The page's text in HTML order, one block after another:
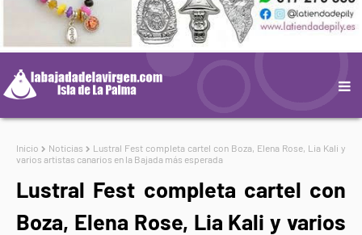
Inicio Noticias
Lustral Fest completa cartel con Boza, Elena Rose, Lia Kali y
varios artistas canarios en la Bajada más esperada
Lustral Fest completa cartel con
Boza, Elena Rose, Lia Kali y varios